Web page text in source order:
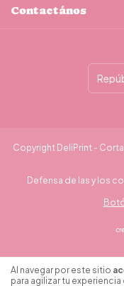
Al navegar por este sitio
para agilizar tu
Contactános
Copyright DeliPrint -
Defensa de las y los